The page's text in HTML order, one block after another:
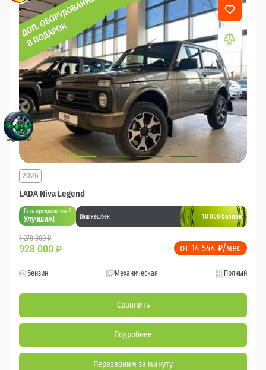
LADA Niva Legend
2026
Есть предложение?
Улучшим! Ваш кешбек 10 000 баллов
1 278 000 ₽
928 000 ₽ от 14 544 ₽/мес
Бензин Механическая Полный
Сравнить
Подробнее
Перезвоним за минуту